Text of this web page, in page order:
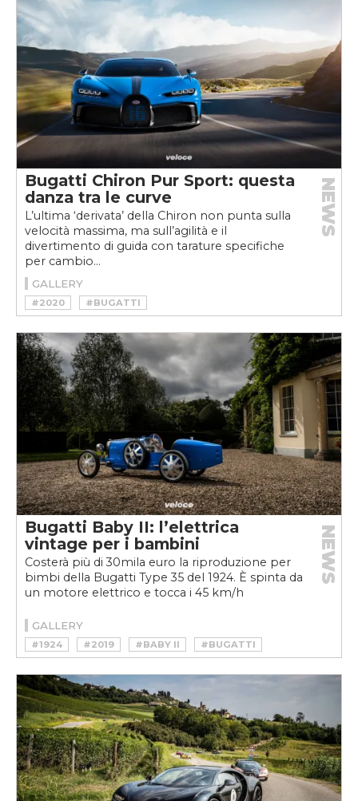
Bugatti Chiron Pur Sport: questa
danza tra le curve
L’ultima ‘derivata’ della Chiron non punta sulla
velocità massima, ma sull’agilità e il
divertimento di guida con tarature specifiche
per cambio...
NEWS
GALLERY
#2020
#BUGATTI
#BUGATTI CHIRON PUR SPORT
#CHIRON
#CHIRON PUR SPORT
#HYPERCAR #W16
Bugatti Baby II: l’elettrica
vintage per i bambini
Costerà più di 30mila euro la riproduzione per
bimbi della Bugatti Type 35 del 1924. È spinta da
un motore elettrico e tocca i 45 km/h
NEWS
GALLERY
#1924 #2019 #BABY II
#BUGATTI
#CHIRON
#ETTORE BUGATTI
#HYPERCAR
#JUNIOR CAR
#MICHELIN
#TYPE 35
#VEYRON